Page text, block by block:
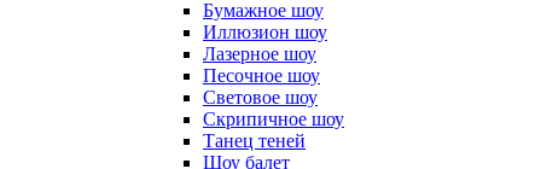
Бумажное шоу
Иллюзион шоу
Лазерное шоу
Песочное шоу
Световое шоу
Скрипичное шоу
Танец теней
Шоу балет